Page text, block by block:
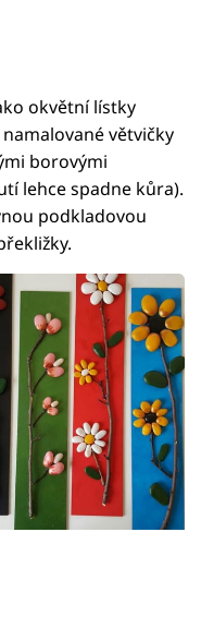
okvětní lístky
větvičky
borovými
lehce spadne kůra).
podkladovou